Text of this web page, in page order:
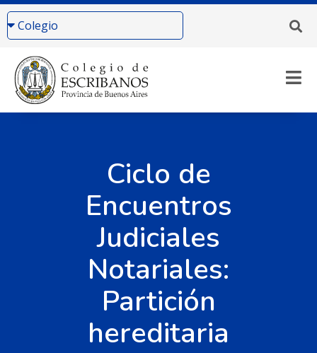
Ciclo de
Encuentros
Judiciales
Notariales:
Partición
hereditaria